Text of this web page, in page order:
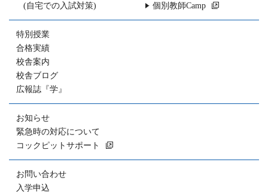
(自宅での入試対策)
個別教師Camp
特別授業
合格実績
校舎案内
校舎ブログ
広報誌『学』
お知らせ
緊急時の対応について
コックピットサポート
お問い合わせ
入学申込